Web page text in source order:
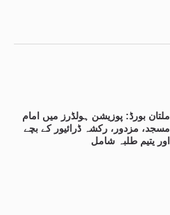
ملتان بورڈ: پوزیشن ہولڈرز میں امام
مسجد، مزدور، رکشہ ڈرائیور کے بچے
اور یتیم طلبہ شامل